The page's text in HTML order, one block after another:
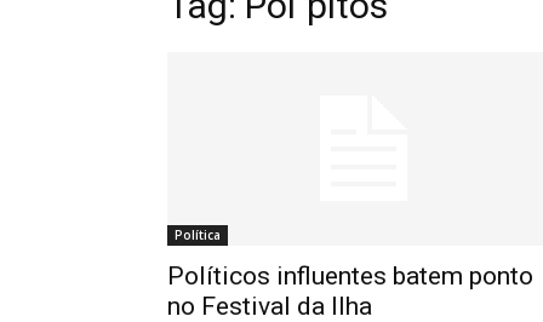
Política
Políticos influentes batem ponto
no Festival da Ilha